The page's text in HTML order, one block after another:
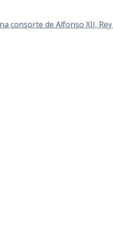
consorte de Alfonso XII,